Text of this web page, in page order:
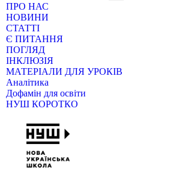
ПРО НАС
НОВИНИ
СТАТТІ
Є ПИТАННЯ
ПОГЛЯД
ІНКЛЮЗІЯ
МАТЕРІАЛИ ДЛЯ УРОКІВ
Аналітика
Дофамін для освіти
НУШ КОРОТКО